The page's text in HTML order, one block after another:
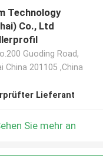
Technology
Co., Ltd
Guoding Road,
China 201105 ,China
Lieferant
Sie mehr an